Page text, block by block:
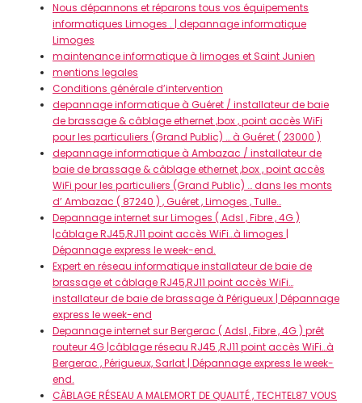
Nous dépannons et réparons tous vos équipements
informatiques Limoges . | depannage informatique
Limoges
maintenance informatique à limoges et Saint Junien
mentions legales
Conditions générale d’intervention
depannage informatique à Guéret / installateur de baie
de brassage & câblage ethernet ,box , point accès WiFi
pour les particuliers (Grand Public) … à Guéret ( 23000 )
depannage informatique à Ambazac / installateur de
baie de brassage & câblage ethernet ,box , point accès
WiFi pour les particuliers (Grand Public) … dans les monts
d’ Ambazac ( 87240 ) , Guéret , Limoges , Tulle…
Depannage internet sur Limoges ( Adsl , Fibre , 4G )
|câblage RJ45,RJ11 point accès WiFi…à limoges |
Dépannage express le week-end.
Expert en réseau informatique installateur de baie de
brassage et câblage RJ45,RJ11 point accès WiFi…
installateur de baie de brassage à Périgueux | Dépannage
express le week-end
Depannage internet sur Bergerac ( Adsl , Fibre , 4G ) prêt
routeur 4G |câblage réseau RJ45 ,RJ11 point accès WiFi…à
Bergerac , Périgueux, Sarlat | Dépannage express le week-
end.
CÂBLAGE RÉSEAU A MALEMORT DE QUALITÉ , TECHTEL87 VOUS